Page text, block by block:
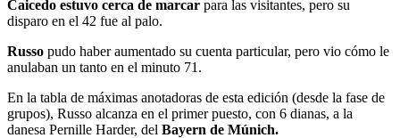
Caicedo estuvo cerca de marcar para las visitantes, pero su
disparo en el 42 fue al palo.
Russo pudo haber aumentado su cuenta particular, pero vio cómo le
anulaban un tanto en el minuto 71.
En la tabla de máximas anotadoras de esta edición (desde la fase de
grupos), Russo alcanza en el primer puesto, con 6 dianas, a la
danesa Pernille Harder, del Bayern de Múnich.